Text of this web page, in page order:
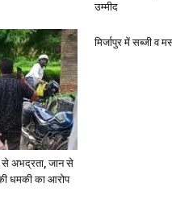
उम्मीद
से अभद्रता, जान से
धमकी का आरोप
मिर्जापुर में सब्जी व